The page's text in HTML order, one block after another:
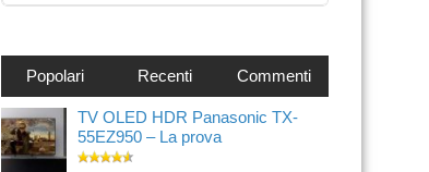
Popolari Recenti Commenti
TV OLED HDR Panasonic TX-
55EZ950 – La prova